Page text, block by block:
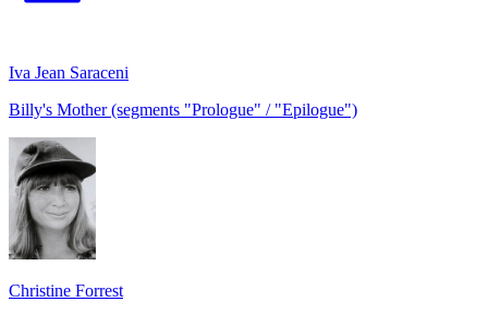
Iva Jean Saraceni
Billy's Mother (segments "Prologue" / "Epilogue")
Christine Forrest